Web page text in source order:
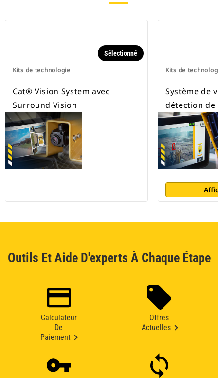
Kits de technologie
Sélectionné
Cat® Vision System avec
Surround Vision
Kits de
Système de
détection de
Outils Et Aide D'experts À Chaque Étape
Calculateur
De
Paiement
Offres
Actuelles